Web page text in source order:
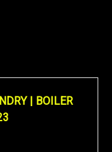
| BOILER